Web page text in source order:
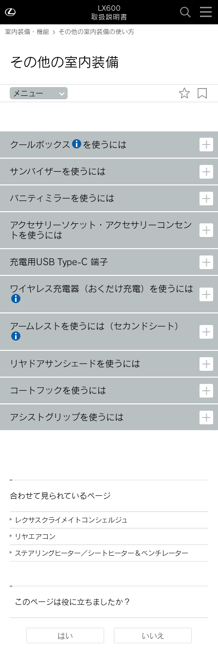
LX600
取扱説明書
室内装備・機能 その他の室内装備の使い方
その他の室内装備
メニュー
クールボックス を使うには
サンバイザーを使うには
バニティミラーを使うには
アクセサリーソケット・アクセサリーコンセン
トを使うには
充電用USB Type-C 端子
ワイヤレス充電器（おくだけ充電）を使うには
アームレストを使うには（セカンドシート）
リヤドアサンシェードを使うには
コートフックを使うには
アシストグリップを使うには
合わせて見られているページ
レクサスクライメイトコンシェルジュ
リヤエアコン
ステアリングヒーター／シートヒーター＆ベンチレーター
このページは役に立ちましたか？
はい いいえ